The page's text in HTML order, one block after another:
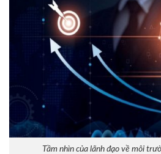
Tầm nhìn của lãnh đạo về môi